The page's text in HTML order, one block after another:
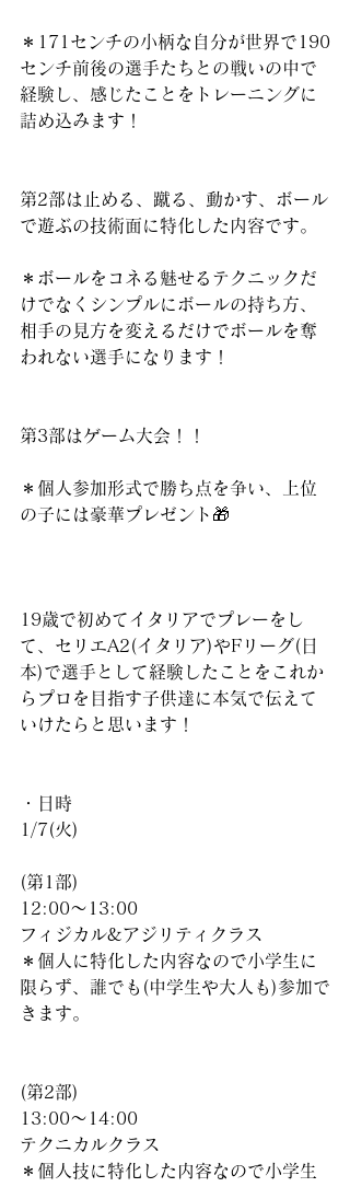
＊171センチの小柄な自分が世界で190
センチ前後の選手たちとの戦いの中で
経験し、感じたことをトレーニングに
詰め込みます！
第2部は止める、蹴る、動かす、ボール
で遊ぶの技術面に特化した内容です。
＊ボールをコネる魅せるテクニックだ
けでなくシンプルにボールの持ち方、
相手の見方を変えるだけでボールを奪
われない選手になります！
第3部はゲーム大会！！
＊個人参加形式で勝ち点を争い、上位
の子には豪華プレゼント🎁
19歳で初めてイタリアでプレーをし
て、セリエA2(イタリア)やFリーグ(日
本)で選手として経験したことをこれか
らプロを目指す子供達に本気で伝えて
いけたらと思います！
・日時
1/7(火)
(第1部)
12:00〜13:00
フィジカル&アジリティクラス
＊個人に特化した内容なので小学生に
限らず、誰でも(中学生や大人も)参加で
きます。
(第2部)
13:00〜14:00
テクニカルクラス
＊個人技に特化した内容なので小学生